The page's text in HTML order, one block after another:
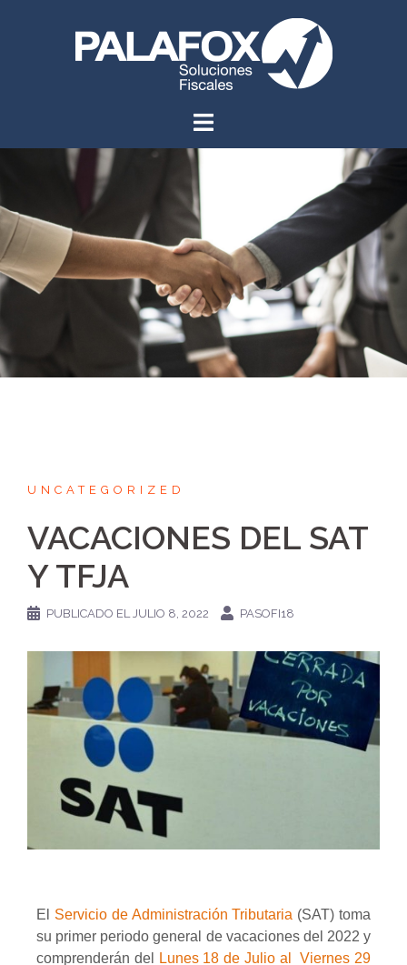
UNCATEGORIZED
VACACIONES DEL SAT
Y TFJA
PUBLICADO ELJULIO 8, 2022 PASOFI18
El Servicio de Administración Tributaria (SAT) toma
su primer periodo general de vacaciones del 2022 y
comprenderán del
Lunes 18 de Julio al
Viernes 29